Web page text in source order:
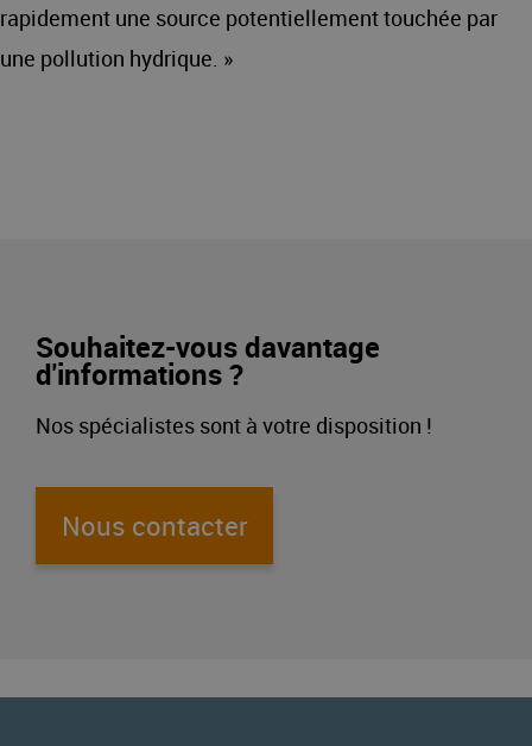
rapidement une source potentiellement touchée par
une pollution hydrique. »
Souhaitez-vous davantage
d'informations ?
Nos spécialistes sont à votre disposition !
Nous contacter